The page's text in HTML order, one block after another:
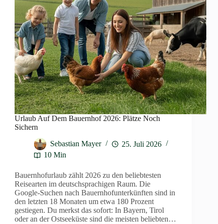
Urlaub Auf Dem Bauernhof 2026: Plätze Noch
Sichern
Sebastian Mayer
25. Juli 2026
10 Min
Bauernhofurlaub zählt 2026 zu den beliebtesten
Reisearten im deutschsprachigen Raum. Die
Google-Suchen nach Bauernhofunterkünften sind in
den letzten 18 Monaten um etwa 180 Prozent
gestiegen. Du merkst das sofort: In Bayern, Tirol
oder an der Ostseeküste sind die meisten beliebten…